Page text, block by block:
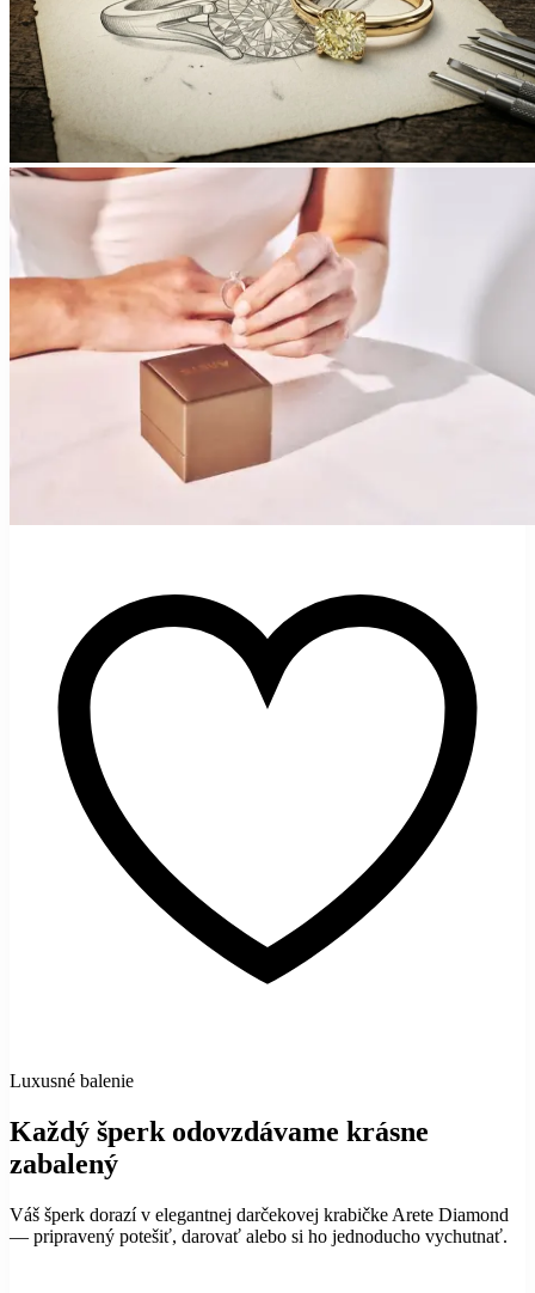
Luxusné balenie
Každý šperk odovzdávame krásne
zabalený
Váš šperk dorazí v elegantnej darčekovej krabičke Arete Diamond
— pripravený potešiť, darovať alebo si ho jednoducho vychutnať.